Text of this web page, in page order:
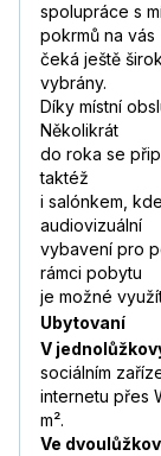
spolupráce s
pokrmů na vás
čeká ještě
vybrány.
Díky místní
Několikrát
do roka se
taktéž
i salónkem,
audiovizuální
vybavení pro
rámci pobytu
je možné
Ubytovaní
V
sociálním
internetu přes
m².
Ve